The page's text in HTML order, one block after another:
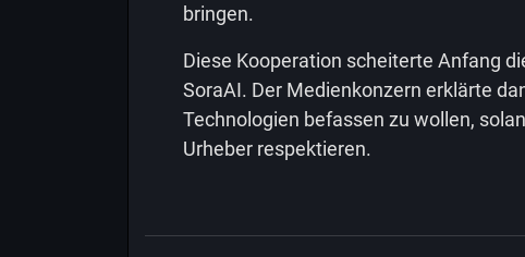
bringen.
Diese Kooperation scheiterte Anfang
SoraAI. Der Medienkonzern erklärte
Technologien befassen zu wollen,
Urheber respektieren.